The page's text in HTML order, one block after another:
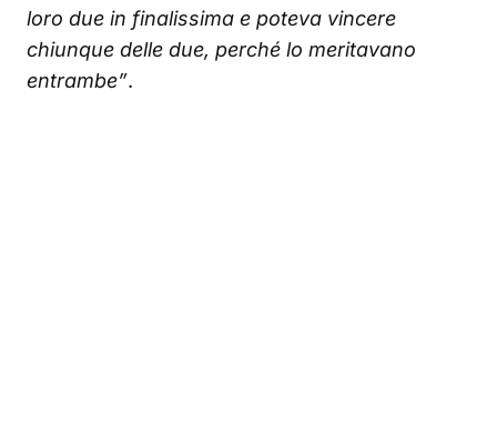
loro due in finalissima e poteva vincere
chiunque delle due, perché lo meritavano
entrambe”.